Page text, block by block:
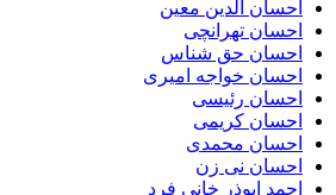
احسان الدین معین
احسان تهرانچی
احسان حق شناس
احسان خواجه امیری
احسان رئیسی
احسان کریمی
احسان محمدی
احسان نی زن
احمد ابوذر خانی فرد